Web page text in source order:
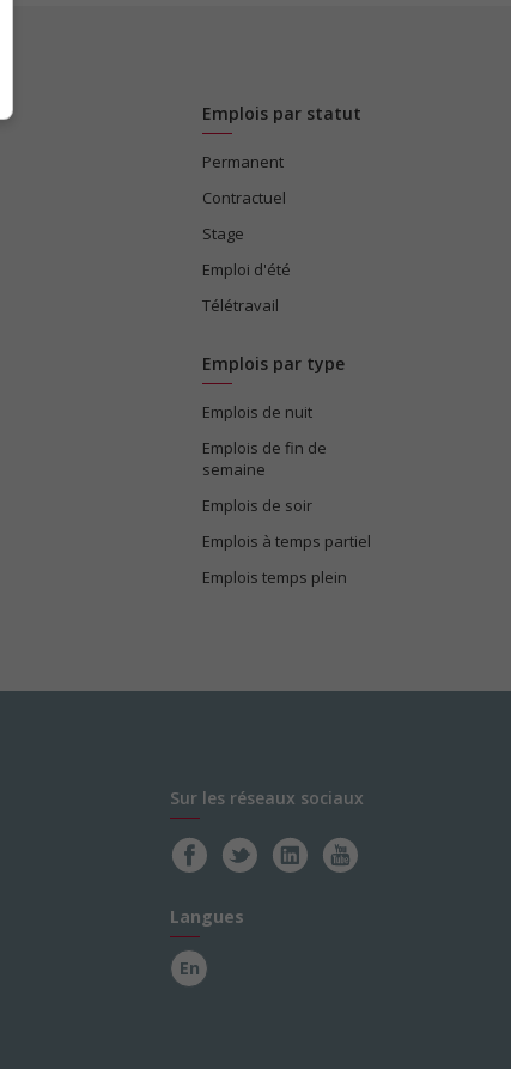
Emplois par statut
Permanent
Contractuel
Stage
Emploi d'été
Télétravail
Emplois par type
Emplois de nuit
Emplois de fin de
semaine
Emplois de soir
Emplois à temps partiel
Emplois temps plein
Sur les réseaux sociaux
Langues
En